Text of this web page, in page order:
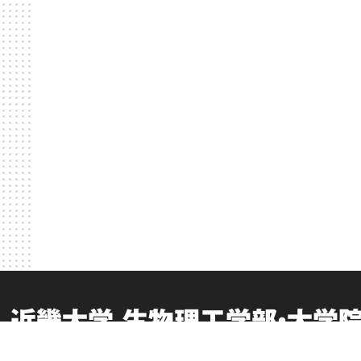
近畿大学 生物理工学部・大学